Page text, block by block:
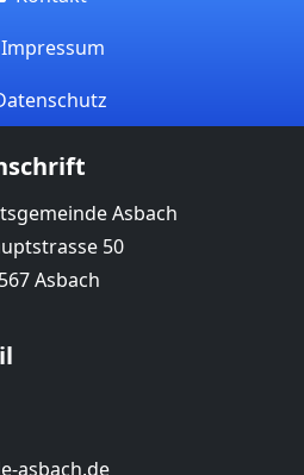
Impressum
Asbach
50
Asbach
asbach.de